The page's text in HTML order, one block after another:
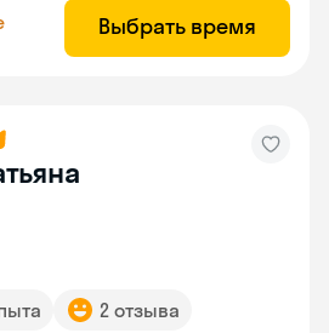
Выбрать время
2 отзыва